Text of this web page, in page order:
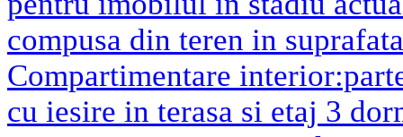
compusa din teren in
Compartimentare
cu iesire in terasa si etaj 3